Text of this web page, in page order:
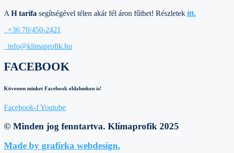
A H tarifa segítségével télen akár fél áron fűthet! Részletek itt.
+36 70/450-2421
info@klimaprofik.hu
FACEBOOK
Kövessen minket Facebook oldalunkon is!
Facebook-fYoutube
© Minden jog fenntartva. Klímaprofik 2025
Made by grafirka webdesign.